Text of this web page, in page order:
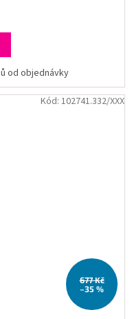
od objednávky
677 Kč
–35 %
Kód: 102741.332/XXX